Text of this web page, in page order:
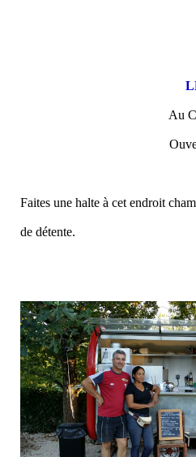
Au
Ouvert en
Faites une halte à cet endroit
de détente.